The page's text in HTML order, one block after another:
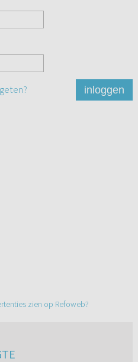
inloggen
zien op Refoweb?